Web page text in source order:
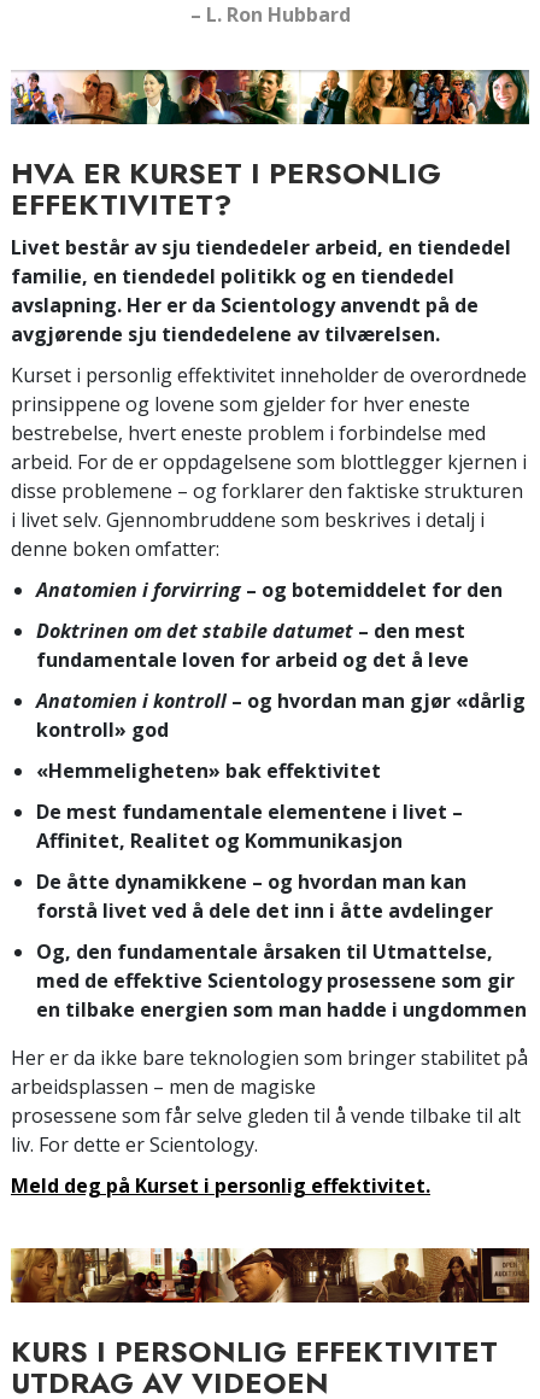
– L. Ron Hubbard
HVA ER KURSET I PERSONLIG
EFFEKTIVITET?
Livet består av sju tiendedeler arbeid, en tiendedel
familie, en tiendedel politikk og en tiendedel
avslapning. Her er da Scientology anvendt på de
avgjørende sju tiendedelene av tilværelsen.
Kurset i personlig effektivitet inneholder de overordnede
prinsippene og lovene som gjelder for hver eneste
bestrebelse, hvert eneste problem i forbindelse med
arbeid. For de er oppdagelsene som blottlegger kjernen i
disse problemene – og forklarer den faktiske strukturen
i livet selv. Gjennombruddene som beskrives i detalj i
denne boken omfatter:
Anatomien i forvirring– og botemiddelet for den
Doktrinen om det stabile datumet– den mest
fundamentale loven for arbeid og det å leve
Anatomien i kontroll– og hvordan man gjør «dårlig
kontroll» god
«Hemmeligheten» bak effektivitet
De mest fundamentale elementene i livet –
Affinitet, Realitet og Kommunikasjon
De åtte dynamikkene – og hvordan man kan
forstå livet ved å dele det inn i åtte avdelinger
Og, den fundamentale årsaken til Utmattelse,
med de effektive Scientology prosessene som gir
en tilbake energien som man hadde i ungdommen
Her er da ikke bare teknologien som bringer stabilitet på
arbeidsplassen – men de magiske
prosessene som får selve gleden til å vende tilbake til alt
liv. For dette er Scientology.
Meld deg på Kurset i personlig effektivitet.
KURS I PERSONLIG EFFEKTIVITET
UTDRAG AV VIDEOEN